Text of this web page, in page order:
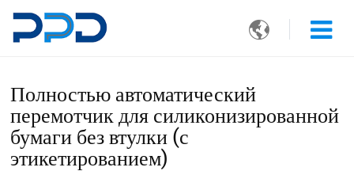

Полностью автоматический
перемотчик для силиконизированной
бумаги без втулки (с
этикетированием)